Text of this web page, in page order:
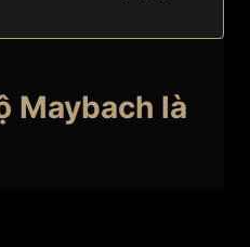
Maybach là